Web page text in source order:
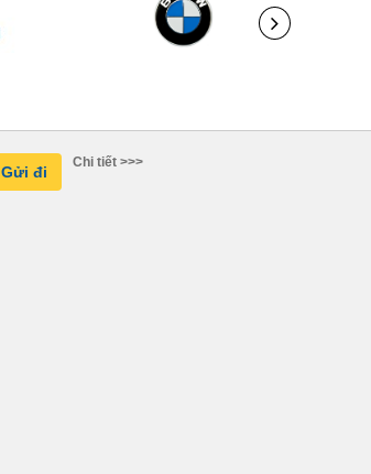
Gửi đi
Chi tiết >>>